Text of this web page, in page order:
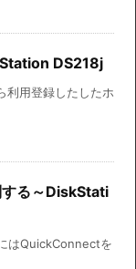
DS218j
利用登録したしたホ
する～DiskStati
はQuickConnectを